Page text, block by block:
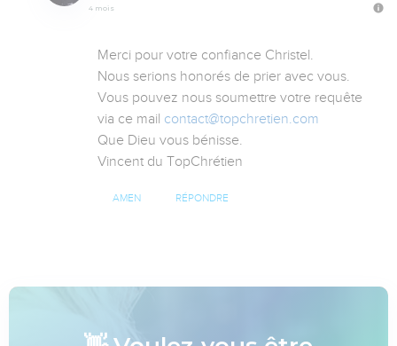
4 mois
Merci pour votre confiance Christel.
Nous serions honorés de prier avec vous.
Vous pouvez nous soumettre votre requête
via ce mail contact@topchretien.com
Que Dieu vous bénisse.
Vincent du TopChrétien
AMEN RÉPONDRE